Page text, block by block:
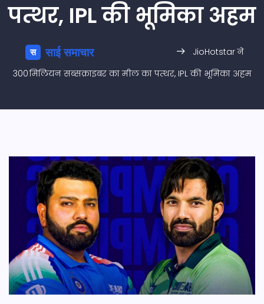
पत्थर, IPL की भूमिका अहम
JioHotstar ने
300 मिलियन सब्सक्राइबर का मील का पत्थर, IPL की भूमिका अहम